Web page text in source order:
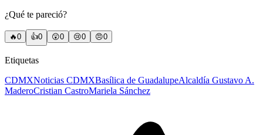
¿Qué te pareció?
🔥0 👍0 😲0 😢0 😠0
Etiquetas
CDMXNoticias CDMXBasílica de GuadalupeAlcaldía Gustavo A.
MaderoCristian CastroMariela Sánchez